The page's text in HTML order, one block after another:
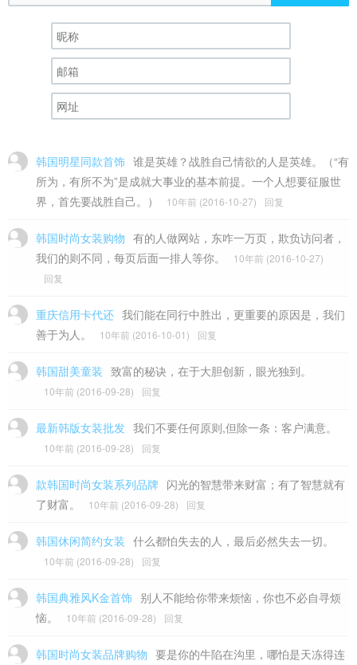
韩国明星同款首饰 谁是英雄？战胜自己情欲的人是英雄。（“有
所为，有所不为”是成就大事业的基本前提。一个人想要征服世
界，首先要战胜自己。）
10年前 (2016-10-27) 回复
韩国时尚女装购物 有的人做网站，东咋一万页，欺负访问者，
我们的则不同，每页后面一排人等你。
10年前 (2016-10-27)
回复
重庆信用卡代还 我们能在同行中胜出，更重要的原因是，我们
善于为人。
10年前 (2016-10-01) 回复
韩国甜美童装 致富的秘诀，在于大胆创新，眼光独到。
10年前 (2016-09-28) 回复
最新韩版女装批发 我们不要任何原则,但除一条：客户满意。
10年前 (2016-09-28) 回复
款韩国时尚女装系列品牌 闪光的智慧带来财富；有了智慧就有
了财富。
10年前 (2016-09-28) 回复
韩国休闲简约女装 什么都怕失去的人，最后必然失去一切。
10年前 (2016-09-28) 回复
韩国典雅风K金首饰 别人不能给你带来烦恼，你也不必自寻烦
恼。
10年前 (2016-09-28) 回复
韩国时尚女装品牌购物 要是你的牛陷在沟里，哪怕是天冻得连